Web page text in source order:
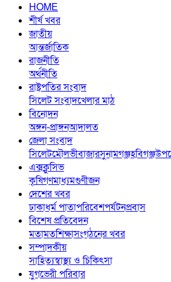
HOME
শীর্ষ খবর
জাতীয়
আন্তর্জাতিক
রাজনীতি
অর্থনীতি
রাষ্ট্রপতির সংবাদ
সিলেট সংবাদখেলার মাঠ
বিনোদন
অঙ্গন-প্রাঙ্গনআদালত
জেলা সংবাদ
সিলেটমৌলভীবাজারসুনামগঞ্জহবিগঞ্জ
এক্সক্লুসিভ
কৃষিগণমাধ্যমগুণীজন
দেশের খবর
ঢাকাধর্ম পাতাপরিবেশপর্যটনপ্রবাস
বিশেষ প্রতিবেদন
মতামতশিক্ষাসংগঠনের খবর
সম্পাদকীয়
সাহিত্যস্বাস্থ্য ও চিকিৎসা
যুগভেরী পরিবার